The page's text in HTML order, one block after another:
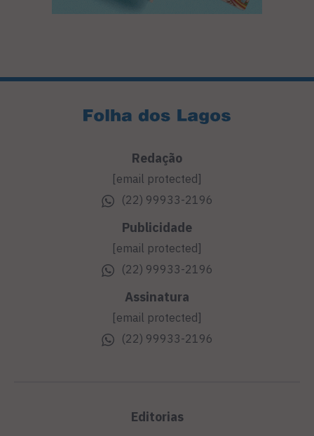
Redação
[email protected]
(22) 99933-2196
Publicidade
[email protected]
(22) 99933-2196
Assinatura
[email protected]
(22) 99933-2196
Editorias